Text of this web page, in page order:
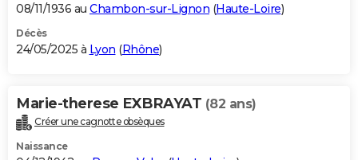
08/11/1936 au Chambon-sur-Lignon (Haute-Loire)
Décès
24/05/2025 à Lyon (Rhône)
Marie-therese EXBRAYAT (82 ans)
Créer une cagnotte obsèques
Naissance